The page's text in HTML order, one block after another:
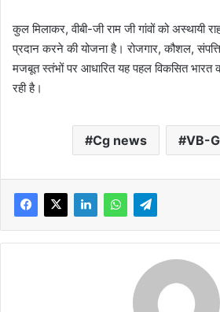
कुल मिलाकर, वीबी-जी राम जी गांवों को अस्थायी
प्रदान करने की योजना है। रोजगार, कौशल,
मजबूत स्तंभों पर आधारित यह पहल विकसित भारत
रही है।
Cg news VB-